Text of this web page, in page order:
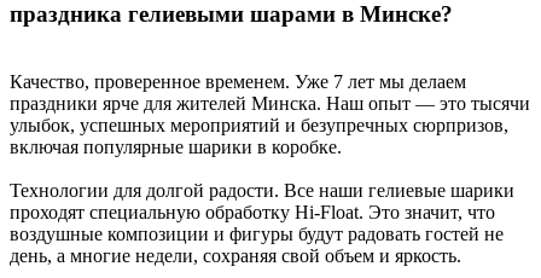
праздника гелиевыми шарами в Минске?
Качество, проверенное временем. Уже 7 лет мы делаем
праздники ярче для жителей Минска. Наш опыт — это тысячи
улыбок, успешных мероприятий и безупречных сюрпризов,
включая популярные шарики в коробке.
Технологии для долгой радости. Все наши гелиевые шарики
проходят специальную обработку Hi-Float. Это значит, что
воздушные композиции и фигуры будут радовать гостей не
день, а многие недели, сохраняя свой объем и яркость.